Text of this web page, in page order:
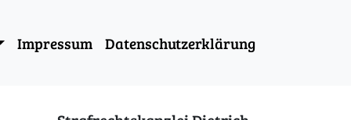
Impressum Datenschutzerklärung